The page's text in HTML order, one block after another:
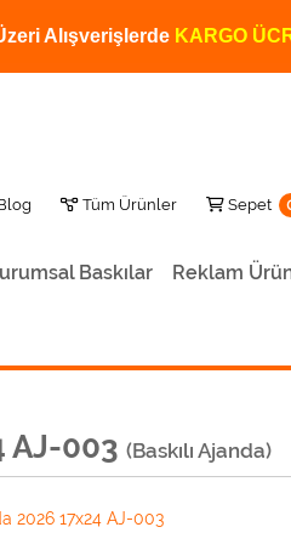
Alışverişlerde KARGO
Tüm Ürünler
Tüm Ürünler Sepet
Sepet
Baskılar Reklam
AJ-003 (Baskılı Ajanda)
2026 17x24 AJ-003